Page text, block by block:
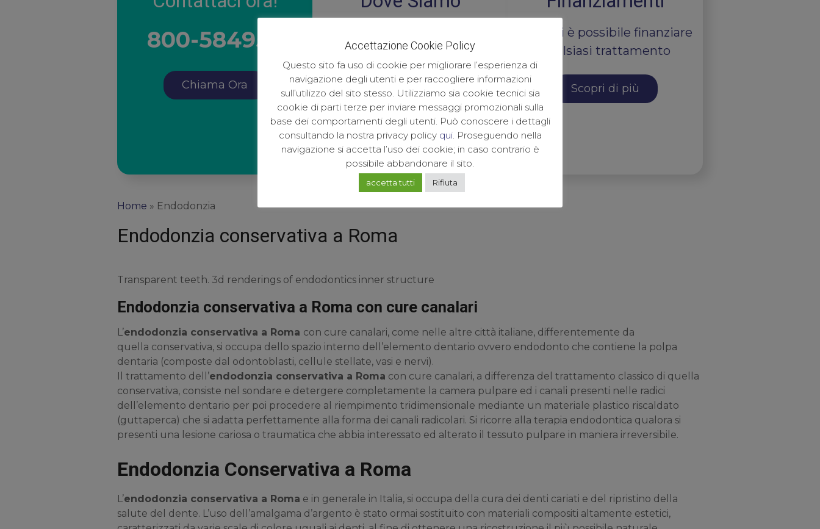
800-584958
Chiama Ora
Vai a Maps
Con noi è possibile finanziare
qualsiasi trattamento
Scopri di più
Home » Endodonzia
Endodonzia conservativa a Roma
Transparent teeth. 3d renderings of endodontics inner structure
Endodonzia conservativa a Roma con cure canalari
L’endodonzia conservativa a Roma con cure canalari, come nelle altre città italiane, differentemente da
quella conservativa, si occupa dello spazio interno dell’elemento dentario ovvero endodonto che contiene la polpa
dentaria (composte dal odontoblasti, cellule stellate, vasi e nervi).
Il trattamento dell’endodonzia conservativa a Roma con cure canalari, a differenza del trattamento classico di quella
conservativa, consiste nel sondare e detergere completamente la camera pulpare ed i canali presenti nelle radici
dell’elemento dentario per poi procedere al riempimento tridimensionale mediante un materiale plastico riscaldato
(guttaperca) che si adatta perfettamente alla forma dei canali radicolari. Si ricorre alla terapia endodontica qualora si
presenti una lesione cariosa o traumatica che abbia interessato ed alterato il tessuto pulpare in maniera irreversibile.
Endodonzia Conservativa a Roma
L’endodonzia conservativa a Roma e in generale in Italia, si occupa della cura dei denti cariati e del ripristino della
salute del dente. L’uso dell’amalgama d’argento è stato ormai sostituito con materiali compositi altamente estetici,
Accettazione Cookie Policy
Questo sito fa uso di cookie per migliorare l’esperienza di
navigazione degli utenti e per raccogliere informazioni
sull’utilizzo del sito stesso. Utilizziamo sia cookie tecnici sia
cookie di parti terze per inviare messaggi promozionali sulla
base dei comportamenti degli utenti. Può conoscere i dettagli
consultando la nostra privacy policy qui. Proseguendo nella
navigazione si accetta l’uso dei cookie; in caso contrario è
possibile abbandonare il sito.
accetta tutti Rifiuta